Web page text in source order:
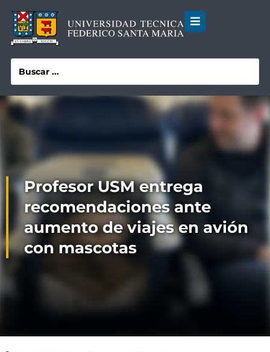
Profesor USM entrega
recomendaciones ante
aumento de viajes en avión
con mascotas